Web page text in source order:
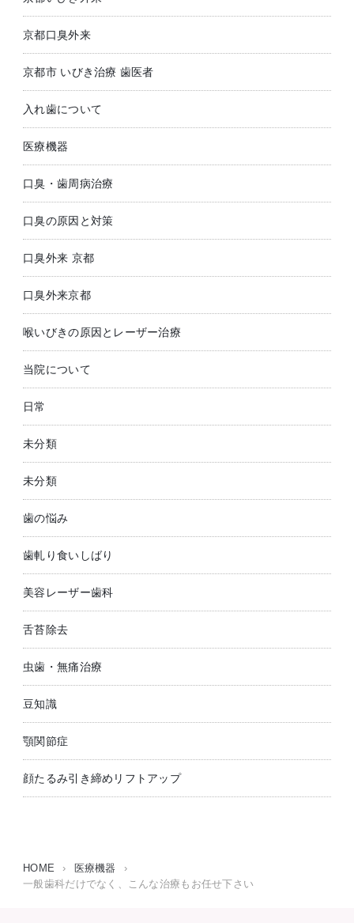
京都口臭外来
京都市 いびき治療 歯医者
入れ歯について
医療機器
口臭・歯周病治療
口臭の原因と対策
口臭外来 京都
口臭外来京都
喉いびきの原因とレーザー治療
当院について
日常
未分類
未分類
歯の悩み
歯軋り食いしばり
美容レーザー歯科
舌苔除去
虫歯・無痛治療
豆知識
顎関節症
顔たるみ引き締めリフトアップ
HOME › 医療機器
›
一般歯科だけでなく、こんな治療もお任せ下さい